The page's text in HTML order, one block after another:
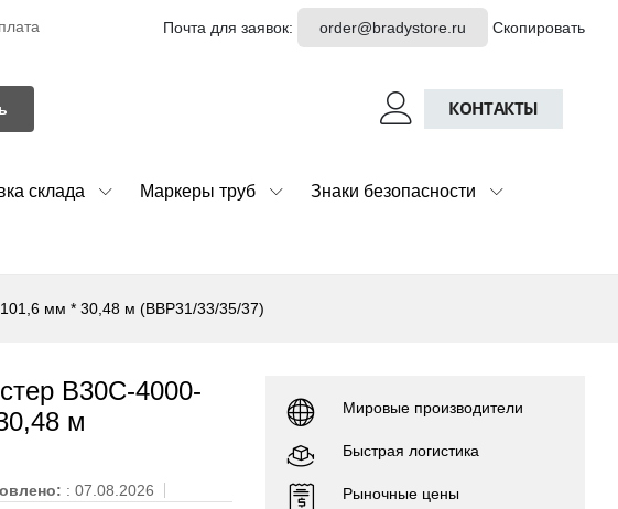
Почта для заявок: order@bradystore.ru Скопировать
КОНТАКТЫ
склада Маркеры труб Знаки безопасности
мм * 30,48 м (BBP31/33/35/37)
B30C-4000-
м
: 07.08.2026
Мировые производители
Быстрая логистика
Рыночные цены